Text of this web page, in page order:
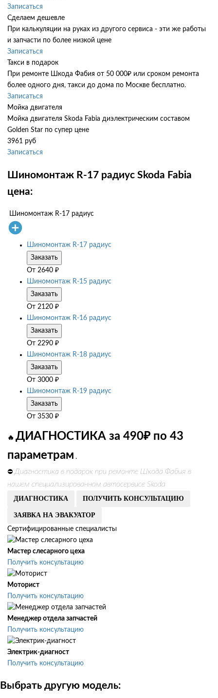
Записаться
Сделаем дешевле
При калькуляции на руках из другого сервиса - эти же работы
и запчасти по более низкой цене
Записаться
Такси в подарок
При ремонте Шкода Фабия от 50 000₽ или сроком ремонта
более одного дня, такси до дома по Москве бесплатно.
Записаться
Мойка двигателя
Мойка двигателя Skoda Fabia диэлектрическим составом
Golden Star по супер цене
3961 руб
Записаться
Шиномонтаж R-17 радиус Skoda Fabia
цена:
Шиномонтаж R-17 радиус
Шиномонтаж R-17 радиус
Заказать
От 2640 ₽
Шиномонтаж R-15 радиус
Заказать
От 2120 ₽
Шиномонтаж R-16 радиус
Заказать
От 2290 ₽
Шиномонтаж R-18 радиус
Заказать
От 3000 ₽
Шиномонтаж R-19 радиус
Заказать
От 3530 ₽
🔥 ДИАГНОСТИКА за 490₽ по 43
параметрам .
⛔ Диагностика в подарок при ремонте Шкода Фабия в
нашем специализированном автосервисе Skoda
ДИАГНОСТИКА ПОЛУЧИТЬ КОНСУЛЬТАЦИЮ
ЗАЯВКА НА ЭВАКУАТОР
Сертифицированные специалисты
Мастер слесарного цеха
Получить консультацию
Моторист
Получить консультацию
Менеджер отдела запчастей
Получить консультацию
Электрик-диагност
Получить консультацию
Выбрать другую модель: